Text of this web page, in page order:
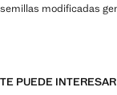
semillas modificadas
TE PUEDE INTERESAR